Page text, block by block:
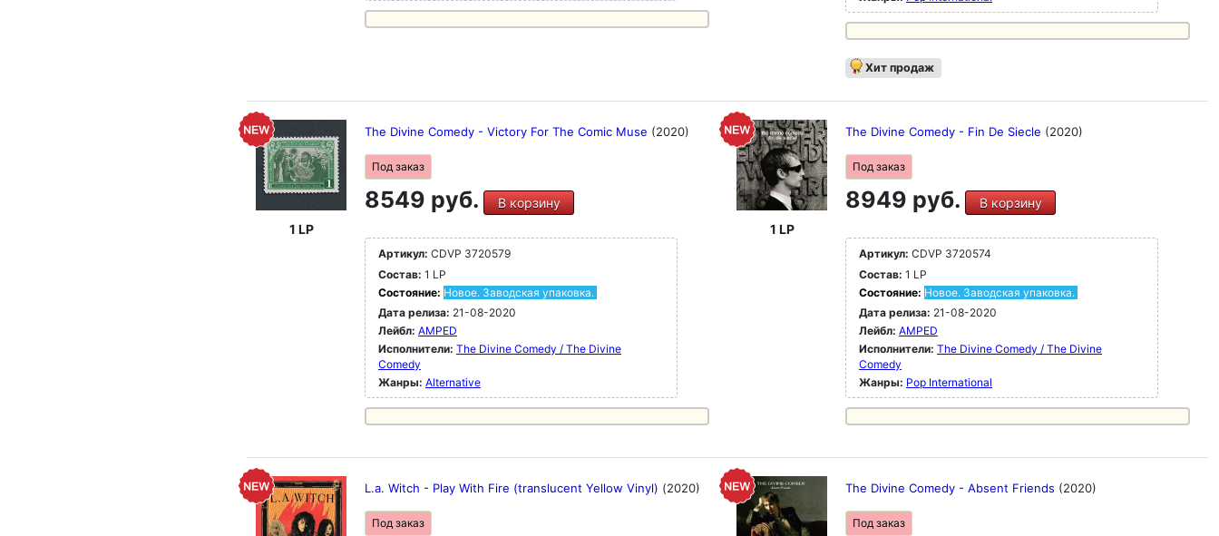
Хит продаж
1 LP
The Divine Comedy - Victory For The Comic Muse (2020)
Под заказ
8549 руб. В корзину
Артикул: CDVP 3720579
Состав: 1 LP
Состояние: Новое. Заводская упаковка.
Дата релиза: 21-08-2020
Лейбл: AMPED
Исполнители: The Divine Comedy / The Divine
Comedy
Жанры: Alternative
1 LP
The Divine Comedy - Fin De Siecle (2020)
Под заказ
8949 руб. В корзину
Артикул: CDVP 3720574
Состав: 1 LP
Состояние: Новое. Заводская упаковка.
Дата релиза: 21-08-2020
Лейбл: AMPED
Исполнители: The Divine Comedy / The Divine
Comedy
Жанры: Pop International
L.a. Witch - Play With Fire (translucent Yellow Vinyl) (2020)
Под заказ
The Divine Comedy - Absent Friends (2020)
Под заказ